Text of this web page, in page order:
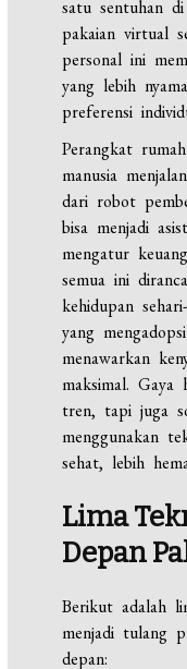
satu sentuhan
pakaian virtual
personal ini
yang lebih
preferensi
Perangkat
manusia
dari robot
bisa menjadi
mengatur
semua ini
kehidupan
yang
menawarkan
maksimal.
tren, tapi juga
menggunakan
sehat, lebih
Lima
Depan
Berikut adalah
menjadi tulang
depan: